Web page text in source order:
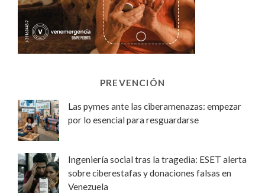
PREVENCIÓN
Las pymes ante las ciberamenazas: empezar
por lo esencial para resguardarse
Ingeniería social tras la tragedia: ESET alerta
sobre ciberestafas y donaciones falsas en
Venezuela